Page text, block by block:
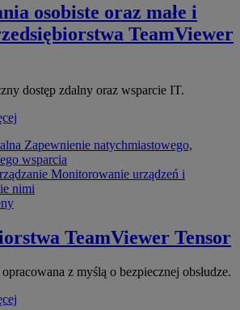
osobiste oraz małe i
TeamViewer
dostęp zdalny oraz wsparcie IT.
Zapewnienie natychmiastowego,
wsparcia
Monitorowanie urządzeń i
nimi
TeamViewer Tensor
opracowana z myślą o bezpiecznej obsłudze.